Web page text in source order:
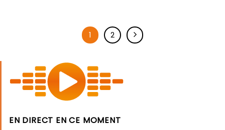
1 2
EN DIRECT EN CE MOMENT